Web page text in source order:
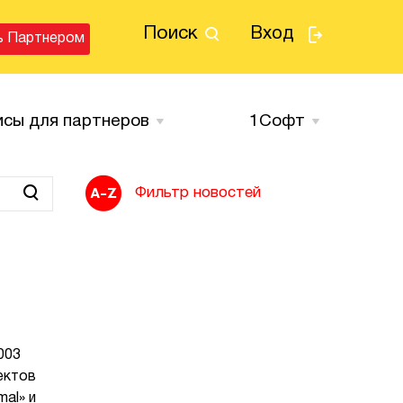
Поиск Вход
Партнером
для партнеров 1Cофт
Фильтр новостей
и